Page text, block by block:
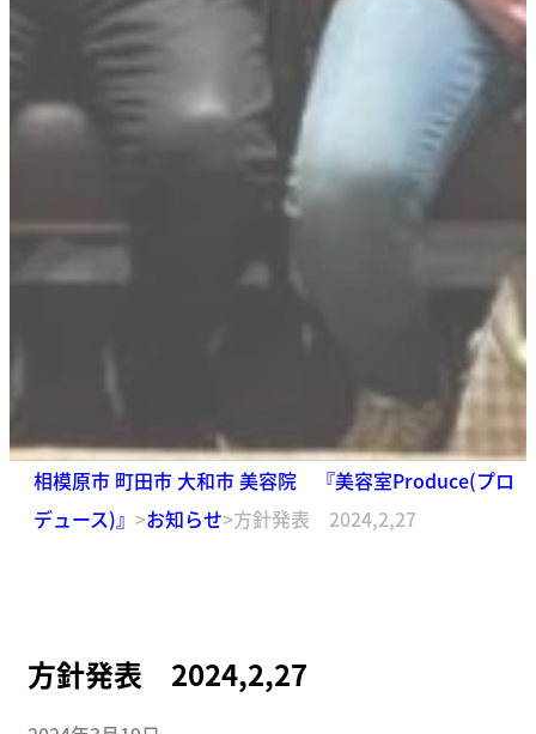
相模原市 町田市 大和市 美容院 『美容室Produce(プロ
デュース)』 >お知らせ>方針発表 2024,2,27
方針発表 2024,2,27